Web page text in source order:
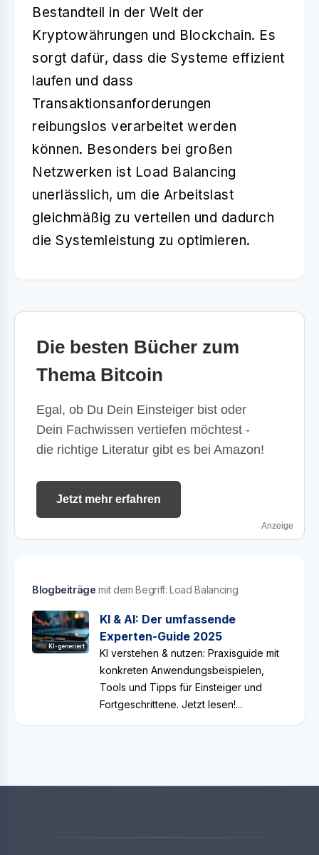
Bestandteil in der Welt der
Kryptowährungen und Blockchain. Es
sorgt dafür, dass die Systeme effizient
laufen und dass
Transaktionsanforderungen
reibungslos verarbeitet werden
können. Besonders bei großen
Netzwerken ist Load Balancing
unerlässlich, um die Arbeitslast
gleichmäßig zu verteilen und dadurch
die Systemleistung zu optimieren.
Die besten Bücher zum
Thema Bitcoin
Egal, ob Du Dein Einsteiger bist oder
Dein Fachwissen vertiefen möchtest -
die richtige Literatur gibt es bei Amazon!
Jetzt mehr erfahren
Anzeige
Blogbeiträgemit dem Begriff: Load Balancing
KI-generiert
KI & AI: Der umfassende
Experten-Guide 2025
KI verstehen & nutzen: Praxisguide mit
konkreten Anwendungsbeispielen,
Tools und Tipps für Einsteiger und
Fortgeschrittene. Jetzt lesen!...